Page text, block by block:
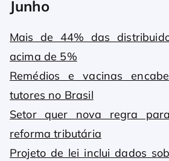
Junho
Mais de 44% das
acima de 5%
Remédios e vacinas
tutores no Brasil
Setor quer nova regra
reforma tributária
Projeto de lei inclui dados